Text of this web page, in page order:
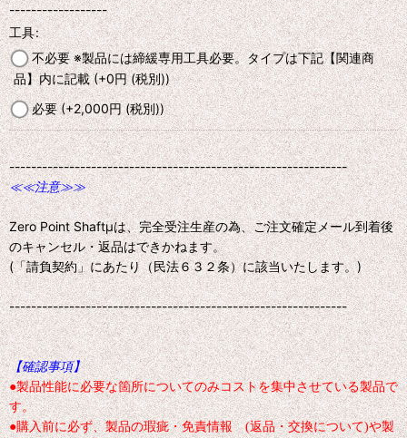
------------------
工具:
不必要 ※製品には締緩専用工具必要。タイプは下記【関連商
品】内に記載(+0円 (税別))
必要(+2,000円 (税別))
--------------------------------------------------------------
≪≪注意≫≫
Zero Point Shaftμは、完全受注生産の為、ご注文確定メール到着後
のキャンセル・返品はできかねます。
(「請負契約」にあたり（民法６３２条）に該当いたします。)
--------------------------------------------------------------
【確認事項】
●製品性能に必要な箇所についてのみコストを集中させている製品で
す。
●購入前に必ず、製品の瑕疵・免責情報 (返品・交換について)や製